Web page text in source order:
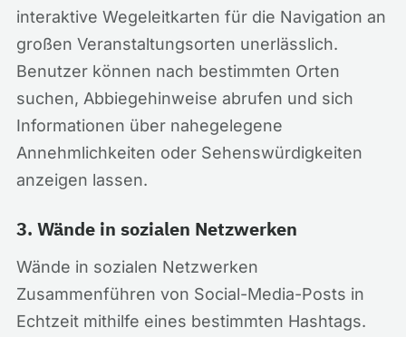
interaktive Wegeleitkarten für die Navigation an
großen Veranstaltungsorten unerlässlich.
Benutzer können nach bestimmten Orten
suchen, Abbiegehinweise abrufen und sich
Informationen über nahegelegene
Annehmlichkeiten oder Sehenswürdigkeiten
anzeigen lassen.
3. Wände in sozialen Netzwerken
Wände in sozialen Netzwerken
Zusammenführen von Social-Media-Posts in
Echtzeit mithilfe eines bestimmten Hashtags.